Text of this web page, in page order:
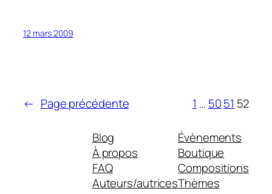
12 mars 2009
← Page précédente 1 … 5051 52
Blog
À propos
FAQ
Auteurs/autrices
Évènements
Boutique
Compositions
Thèmes